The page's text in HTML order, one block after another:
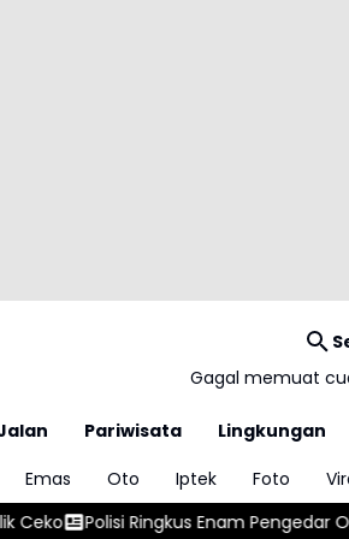
Gagal memuat
Pariwisata Lingkungan
Emas Oto Iptek Foto
Enam Pengedar Obat Keras dan Sita